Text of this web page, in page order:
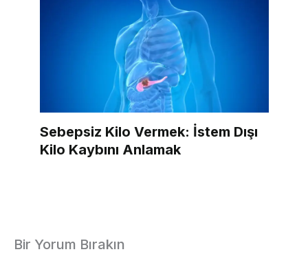
Sebepsiz Kilo Vermek: İstem Dışı
Kilo Kaybını Anlamak
Bir Yorum Bırakın